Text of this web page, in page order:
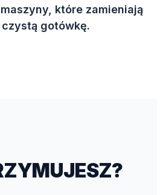
które zamieniają
gotówkę.